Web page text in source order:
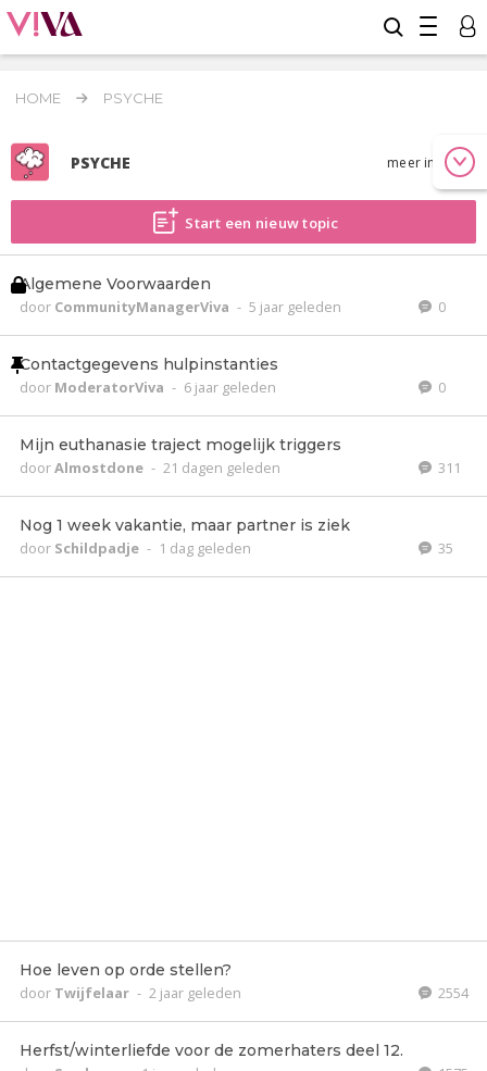
HOME PSYCHE
PSYCHE meer info
Start een nieuw topic
Algemene Voorwaarden
door CommunityManagerViva - 5 jaar geleden 0
Contactgegevens hulpinstanties
door ModeratorViva - 6 jaar geleden 0
Mijn euthanasie traject mogelijk triggers
doorAlmostdone - 21 dagen geleden 311
Nog 1 week vakantie, maar partner is ziek
door Schildpadje - 1 dag geleden 35
Hoe leven op orde stellen?
door Twijfelaar - 2 jaar geleden 2554
Herfst/winterliefde voor de zomerhaters deel 12.